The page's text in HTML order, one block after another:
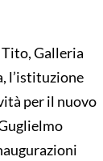
Galleria
l’istituzione
per il nuovo